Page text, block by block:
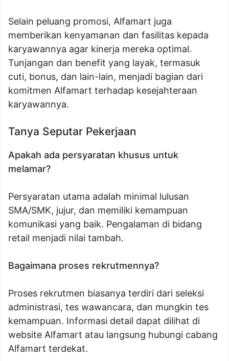
Selain peluang promosi, Alfamart juga
memberikan kenyamanan dan fasilitas kepada
karyawannya agar kinerja mereka optimal.
Tunjangan dan benefit yang layak, termasuk
cuti, bonus, dan lain-lain, menjadi bagian dari
komitmen Alfamart terhadap kesejahteraan
karyawannya.
Tanya Seputar Pekerjaan
Apakah ada persyaratan khusus untuk
melamar?
Persyaratan utama adalah minimal lulusan
SMA/SMK, jujur, dan memiliki kemampuan
komunikasi yang baik. Pengalaman di bidang
retail menjadi nilai tambah.
Bagaimana proses rekrutmennya?
Proses rekrutmen biasanya terdiri dari seleksi
administrasi, tes wawancara, dan mungkin tes
kemampuan. Informasi detail dapat dilihat di
website Alfamart atau langsung hubungi cabang
Alfamart terdekat.